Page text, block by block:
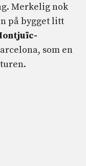
Merkelig nok
på bygget litt
​​som en